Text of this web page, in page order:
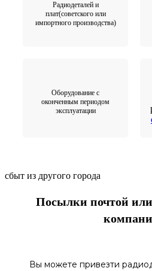
Радиодеталей и
плат(советского или
импортного производства)
Оборудование с
оконченным периодом
эксплуатации
сбыт из другого города
Посылки почтой
Вы можете привезти